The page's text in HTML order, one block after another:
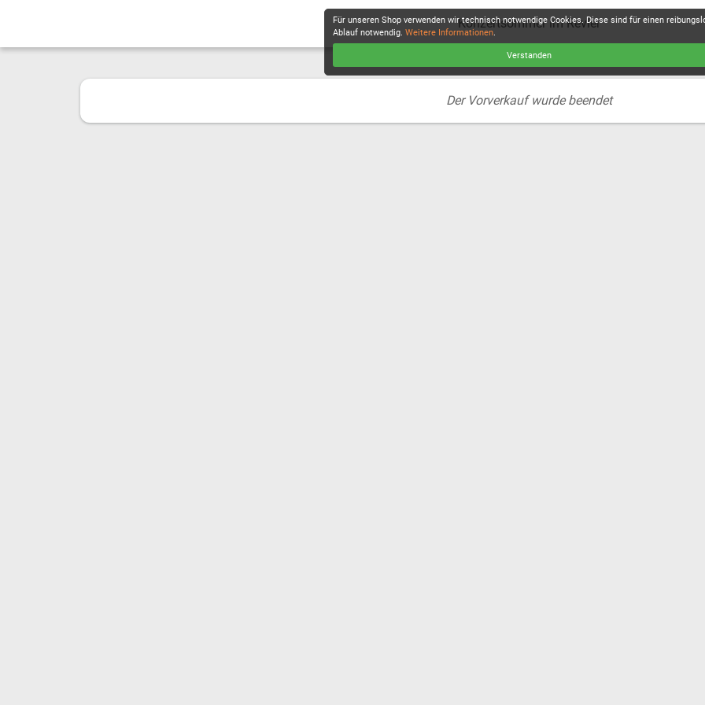
Konzertsommer im Revier
Der Vorverkauf wurde beendet
Für unseren Shop verwenden wir technisch notwendige Cookies. Diese sind für einen
Ablauf notwendig. Weitere Informationen.
Verstanden